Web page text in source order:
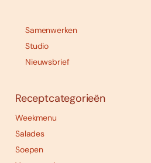
Samenwerken
Studio
Nieuwsbrief
Receptcategorieën
Weekmenu
Salades
Soepen